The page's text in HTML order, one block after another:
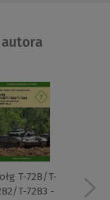
T-72B/T-
T-72B3 -